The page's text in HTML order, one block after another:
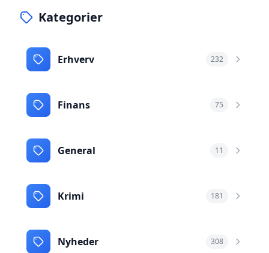
Kategorier
Erhverv 232
Finans 75
General 11
Krimi 181
Nyheder 308